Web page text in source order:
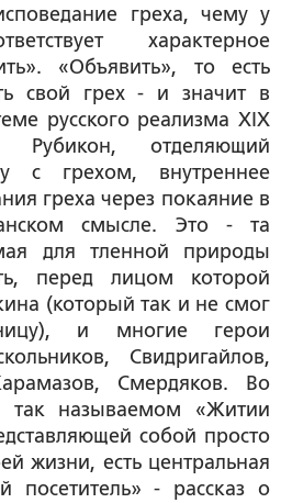
греха, чему у
характерное
«Объявить», то есть
свой грех - и значит в
русского реализма XIX
Рубикон, отделяющий
с грехом, внутреннее
греха через покаяние в
смысле. Это - та
для тленной природы
перед лицом которой
(который так и не смог
и многие герои
Свидригайлов,
Смердяков. Во
так называемом «Житии
собой просто
жизни, есть центральная
посетитель» - рассказ о